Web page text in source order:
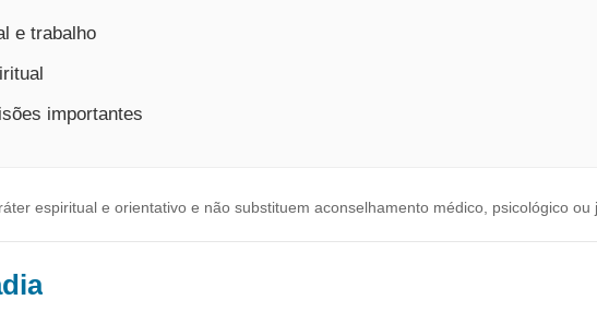
e trabalho
importantes
espiritual e orientativo e não substituem aconselhamento médico, psicológico ou